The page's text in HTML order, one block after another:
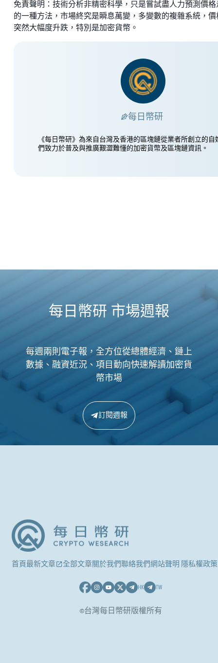
免責聲明：技術分析非精密科學，只是嘗試盡人力預測價格
的一種方法，市場終究是瞬息萬變，多變數的複雜系統，價
突然大幅度升跌，特別是加密貨幣。
每日幣研
《每日幣研》為來自台灣及香港的區塊鏈從業者所創立的自
們致力於普及與推廣艱澀難懂的加密貨幣及區塊鏈資訊。
每日幣研 市場週報
每週兩則電子報，全方位從總體經濟、鏈上
數據、融資近況、項目動向快速解讀加密貨
幣市場
訂閱週報
首頁最新文章 全部文章關於我們聯絡我們網站聲明 隱私權政策
HK TW
©台灣每日幣研版權所有